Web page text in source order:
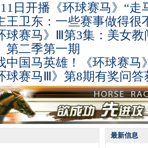
11日开播《环球赛马》“
王卫东：一些赛事做得很
球赛马》Ⅲ第3集：美女
第二季第一期
中国马英雄！《环球赛
球赛马Ⅲ》第8期有奖问答
最新信息